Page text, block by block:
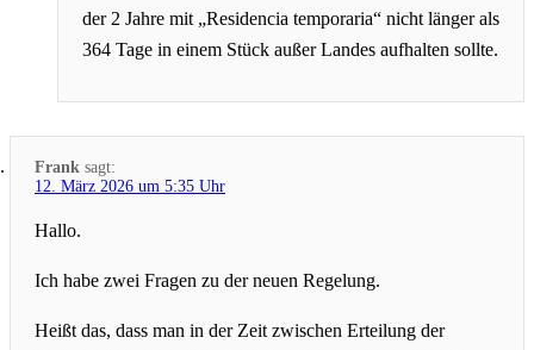
der 2 Jahre mit „Residencia temporaria“ nicht länger als
364 Tage in einem Stück außer Landes aufhalten sollte.
Frank sagt:
12. März 2026 um 5:35 Uhr
Hallo.
Ich habe zwei Fragen zu der neuen Regelung.
Heißt das, dass man in der Zeit zwischen Erteilung der